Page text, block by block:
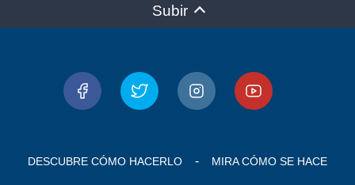
Subir
DESCUBRE CÓMO HACERLO MIRA CÓMO SE HACE